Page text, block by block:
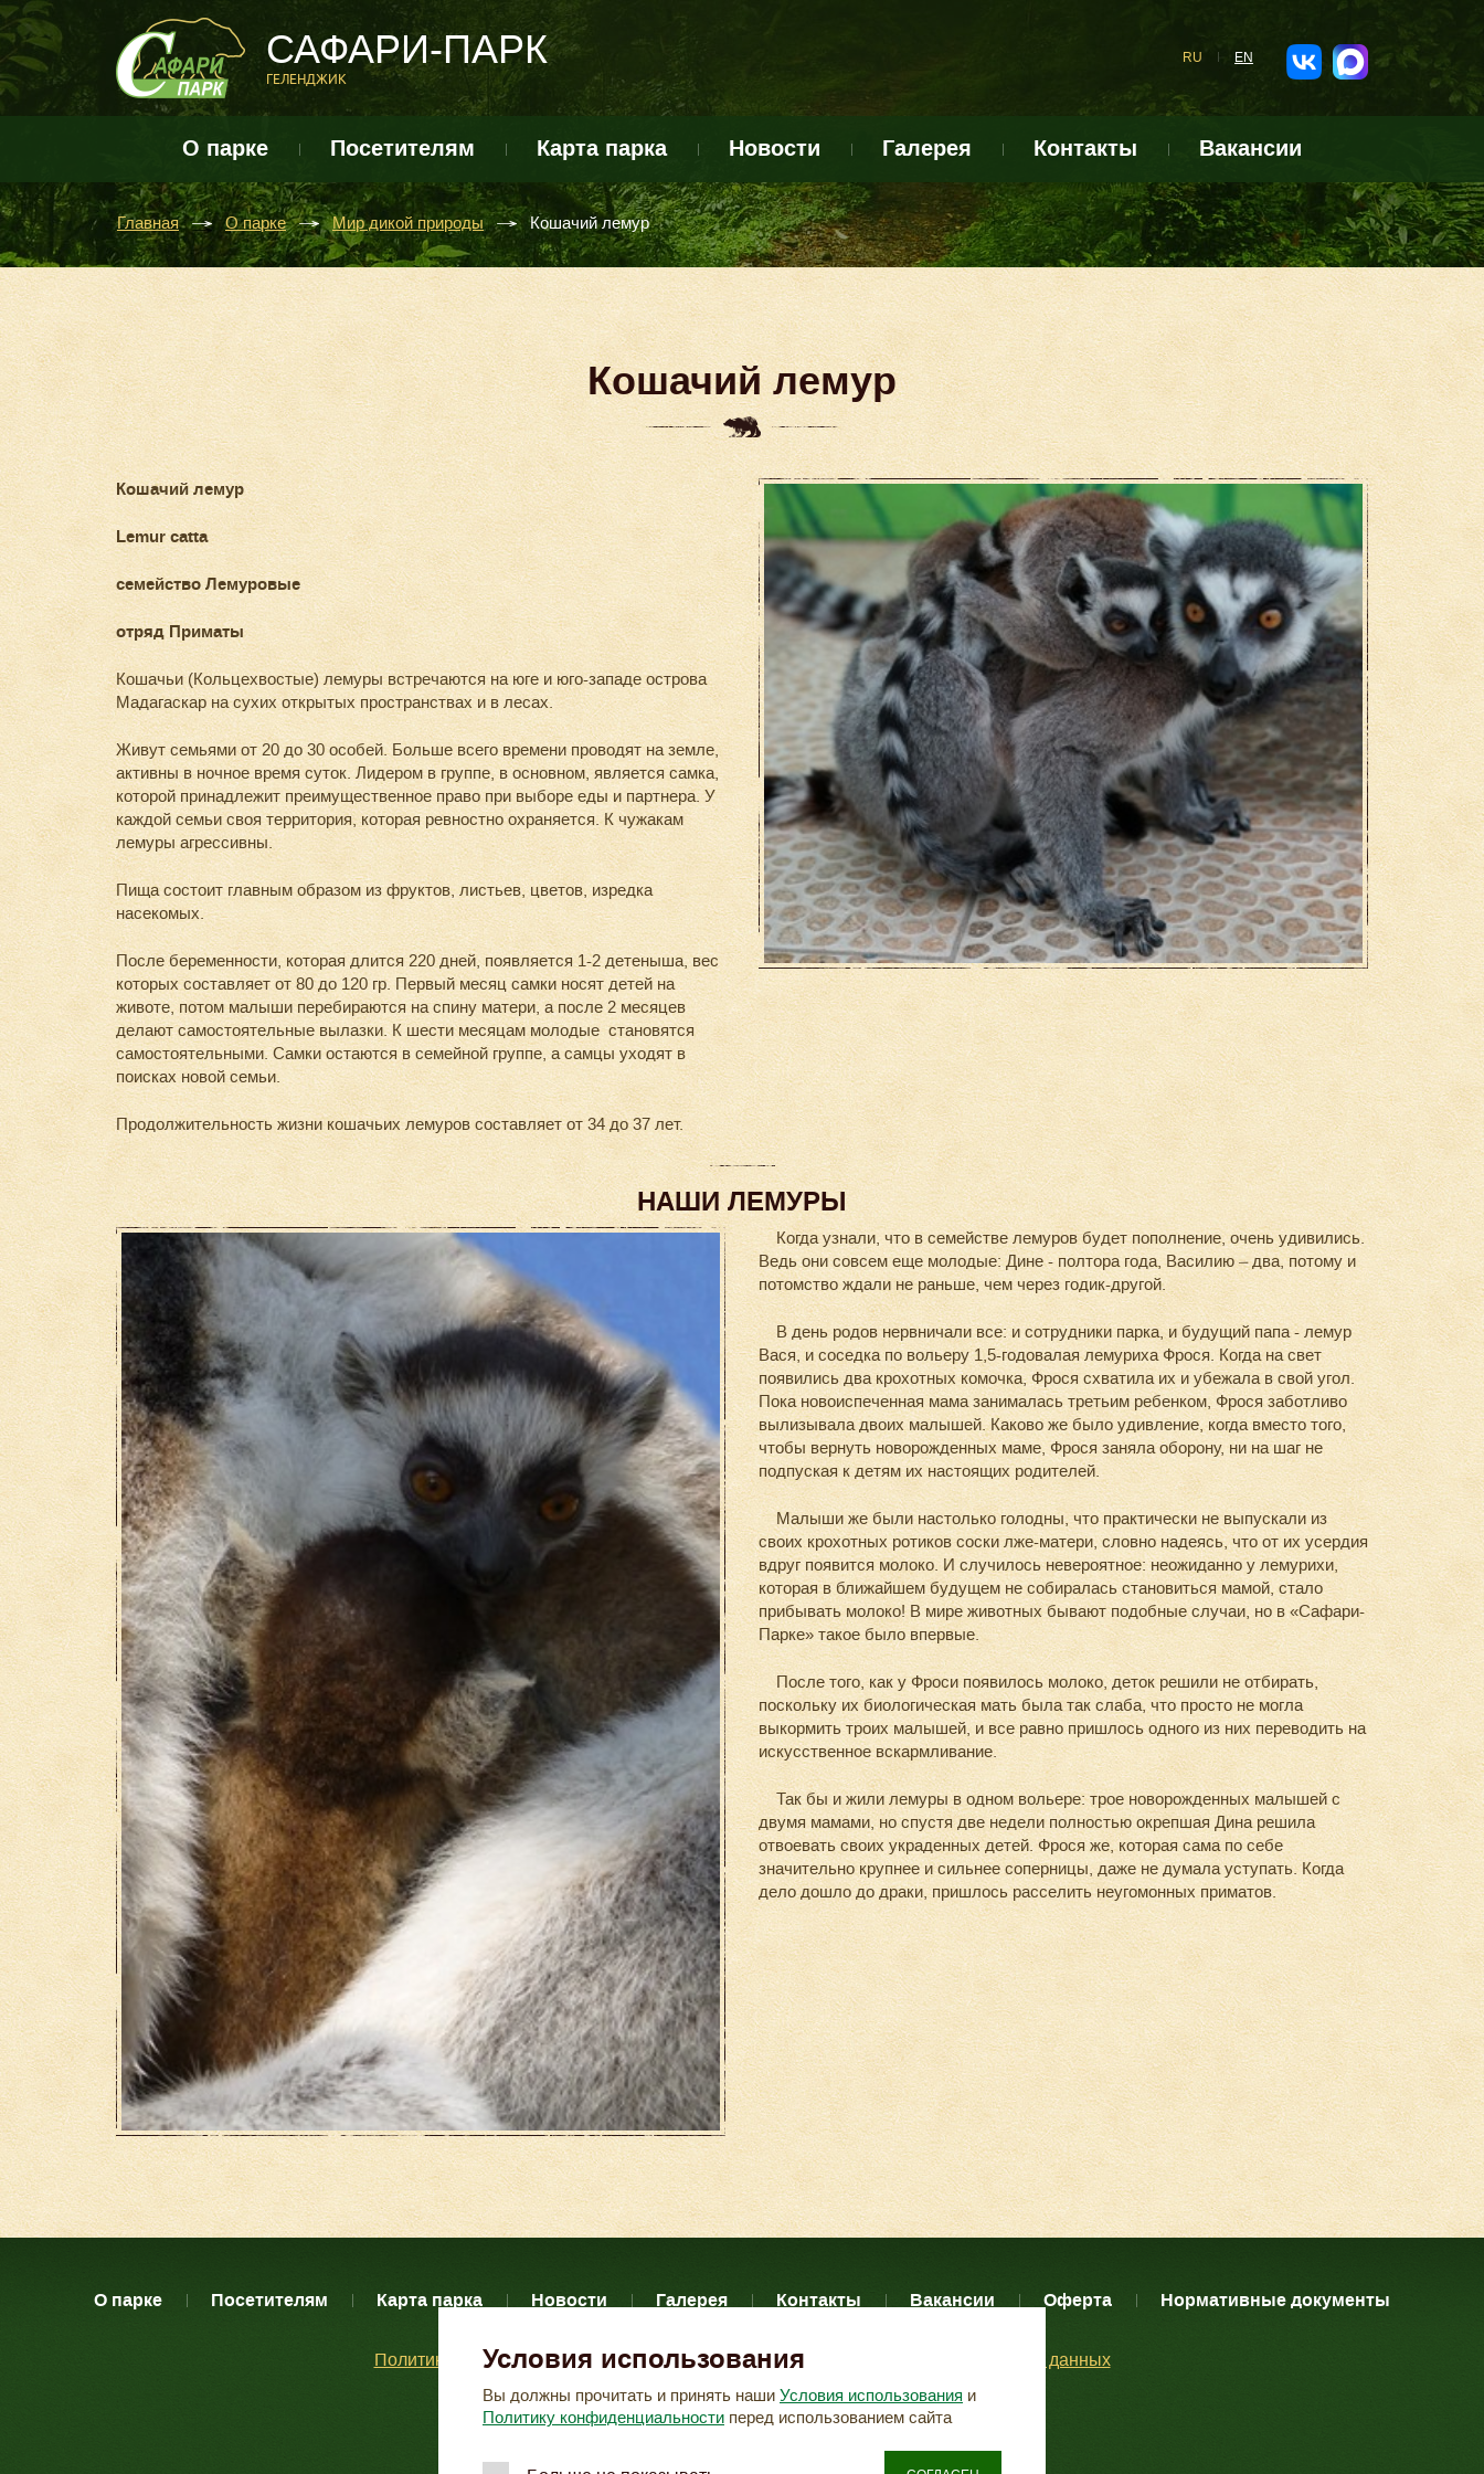
САФАРИ-ПАРК
ГЕЛЕНДЖИК
RU EN
О парке Посетителям Карта парка Новости Галерея Контакты Вакансии
Главная О парке Мир дикой природы Кошачий лемур
Кошачий лемур
Кошачий лемур
Lemur catta
семейство Лемуровые
отряд Приматы
Кошачьи (Кольцехвостые) лемуры встречаются на юге и юго-западе острова
Мадагаскар на сухих открытых пространствах и в лесах.
Живут семьями от 20 до 30 особей. Больше всего времени проводят на земле,
активны в ночное время суток. Лидером в группе, в основном, является самка,
которой принадлежит преимущественное право при выборе еды и партнера. У
каждой семьи своя территория, которая ревностно охраняется. К чужакам
лемуры агрессивны.
Пища состоит главным образом из фруктов, листьев, цветов, изредка
насекомых.
После беременности, которая длится 220 дней, появляется 1-2 детеныша, вес
которых составляет от 80 до 120 гр. Первый месяц самки носят детей на
животе, потом малыши перебираются на спину матери, а после 2 месяцев
делают самостоятельные вылазки. К шести месяцам молодые становятся
самостоятельными. Самки остаются в семейной группе, а самцы уходят в
поисках новой семьи.
Продолжительность жизни кошачьих лемуров составляет от 34 до 37 лет.
НАШИ ЛЕМУРЫ
Когда узнали, что в семействе лемуров будет пополнение, очень удивились.
Ведь они совсем еще молодые: Дине - полтора года, Василию – два, потому и
потомство ждали не раньше, чем через годик-другой.
В день родов нервничали все: и сотрудники парка, и будущий папа - лемур
Вася, и соседка по вольеру 1,5-годовалая лемуриха Фрося. Когда на свет
появились два крохотных комочка, Фрося схватила их и убежала в свой угол.
Пока новоиспеченная мама занималась третьим ребенком, Фрося заботливо
вылизывала двоих малышей. Каково же было удивление, когда вместо того,
чтобы вернуть новорожденных маме, Фрося заняла оборону, ни на шаг не
подпуская к детям их настоящих родителей.
Малыши же были настолько голодны, что практически не выпускали из
своих крохотных ротиков соски лже-матери, словно надеясь, что от их усердия
вдруг появится молоко. И случилось невероятное: неожиданно у лемурихи,
которая в ближайшем будущем не собиралась становиться мамой, стало
прибывать молоко! В мире животных бывают подобные случаи, но в «Сафари-
Парке» такое было впервые.
После того, как у Фроси появилось молоко, деток решили не отбирать,
поскольку их биологическая мать была так слаба, что просто не могла
выкормить троих малышей, и все равно пришлось одного из них переводить на
искусственное вскармливание.
Так бы и жили лемуры в одном вольере: трое новорожденных малышей с
двумя мамами, но спустя две недели полностью окрепшая Дина решила
отвоевать своих украденных детей. Фрося же, которая сама по себе
значительно крупнее и сильнее соперницы, даже не думала уступать. Когда
дело дошло до драки, пришлось расселить неугомонных приматов.
О парке Посетителям Карта парка Новости Галерея Контакты Вакансии Оферта Нормативные документы
Политика конфиденциальных данных Согласие на обработку персональных данных
Копирование материалов
Условия использования
Вы должны прочитать и принять наши Условия использования и
Политику конфиденциальности перед использованием сайта